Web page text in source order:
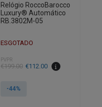
Relógio RoccoBarocco
Luxury® Automático
RB.3802M-05
ESGOTADO
PVPR
€199.00
O
original
€112.00
O
atual
-44%